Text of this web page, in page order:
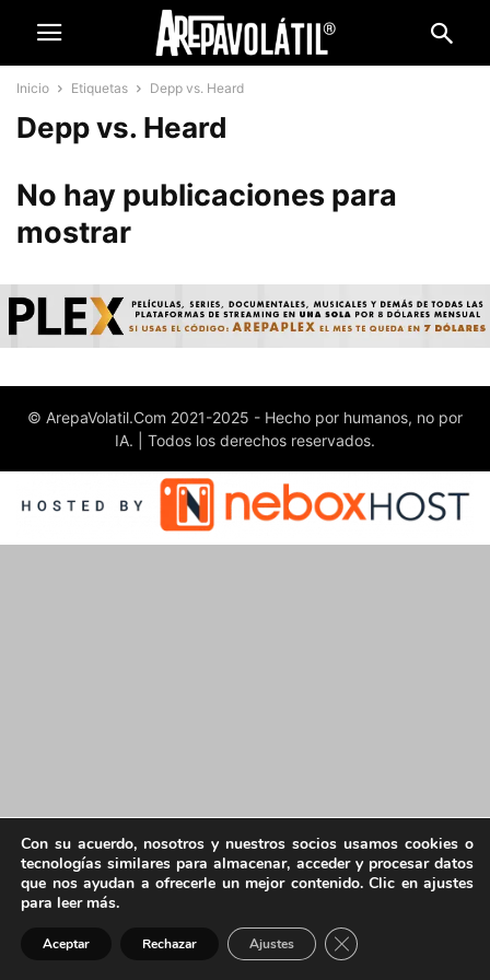
Inicio Etiquetas Depp vs. Heard
Depp vs. Heard
No hay publicaciones para
mostrar
© ArepaVolatil.Com 2021-2025 - Hecho por humanos, no por
IA. | Todos los derechos reservados.
Con su acuerdo, nosotros y nuestros socios usamos cookies o
tecnologías similares para almacenar, acceder y procesar datos
que nos ayudan a ofrecerle un mejor contenido. Clic en ajustes
para leer más.
Aceptar Rechazar Ajustes Cerrar el banner de